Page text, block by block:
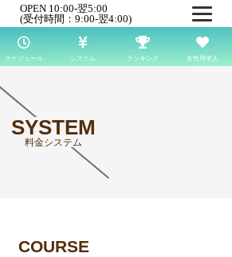
OPEN 10:00-翌5:00
(受付時間：9:00-翌4:00)
スケジュール システム ランキング 女性用求人
SYSTEM
料金システム
COURSE